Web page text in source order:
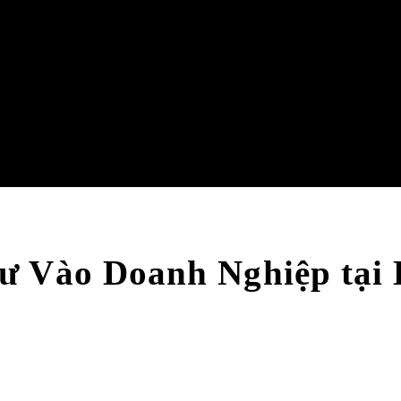
Vào Doanh Nghiệp tại